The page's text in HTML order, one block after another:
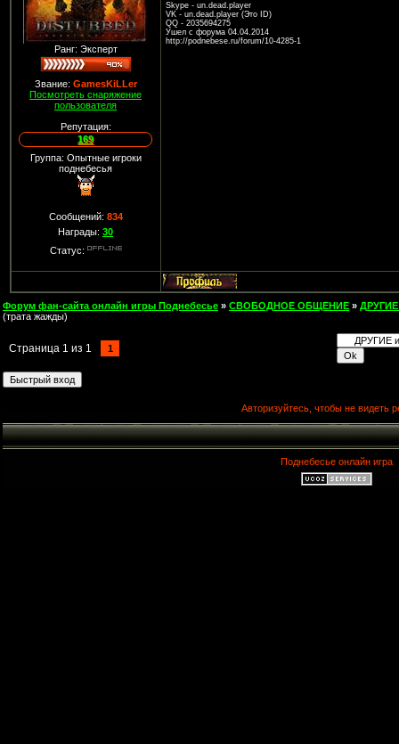
Ранг: Эксперт
Звание: GamesKiLLer
Посмотреть снаряжение
пользователя
Репутация:
169
Группа: Опытные игроки
поднебесья
Сообщений: 834
Награды: 30
Статус:
Skype - un.dead.player
VK - un.dead.player (Это ID)
QQ - 2035694275
Ушел с форума 04.04.2014
http://podnebese.ru/forum/10-4285-1
Форум фан-сайта онлайн игры Поднебесье » СВОБОДНОЕ ОБЩЕНИЕ »
(трата жажды)
Страница 1 из 1 1
Авторизуйтесь, чтобы не видеть
Поднебесье онлайн игра